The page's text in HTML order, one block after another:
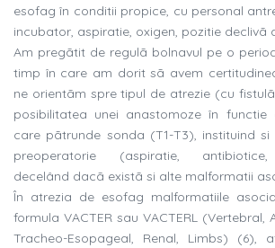
esofag în conditii propice, cu personal
incubator, aspiratie, oxigen, pozitie declivã
Am pregãtit de regulã bolnavul pe o
timp în care am dorit sã avem
ne orientãm spre tipul de atrezie (cu
posibilitatea unei anastomoze în
care pãtrunde sonda (T1-T3), instituind
preoperatorie (aspiratie, antibiotice,
decelând dacã existã si alte malformatii
În atrezia de esofag malformatiile
formula VACTER sau VACTERL (Vertebral,
Tracheo-Esopageal, Renal, Limbs) (6),